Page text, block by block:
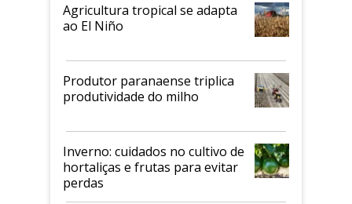
Agricultura tropical se adapta
ao El Niño
Produtor paranaense triplica
produtividade do milho
Inverno: cuidados no cultivo de
hortaliças e frutas para evitar
perdas